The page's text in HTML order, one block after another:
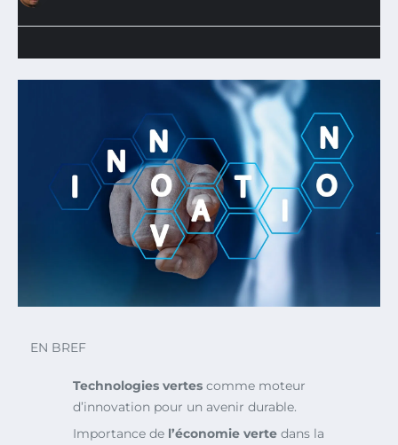
EN BREF
Technologies vertes comme moteur
d’innovation pour un avenir durable.
Importance de l’économie verte dans la